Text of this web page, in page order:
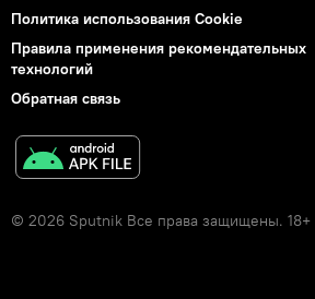
Политика использования Cookie
Правила применения рекомендательных
технологий
Обратная связь
© 2026 Sputnik Все права защищены. 18+